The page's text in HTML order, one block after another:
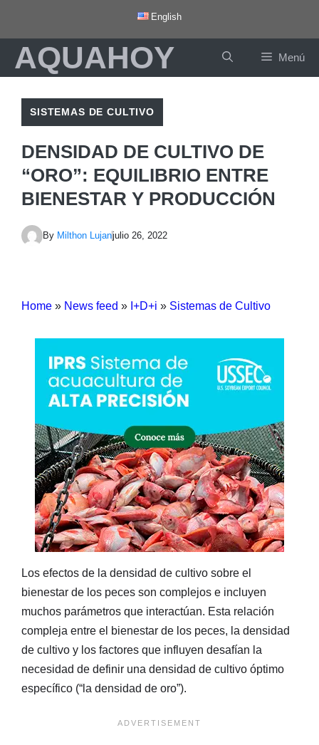
contenido
English
AQUAHOY Menú
SISTEMAS DE CULTIVO
DENSIDAD DE CULTIVO DE
“ORO”: EQUILIBRIO ENTRE
BIENESTAR Y PRODUCCIÓN
By Milthon Lujanjulio 26, 2022
Home » News feed » I+D+i » Sistemas de Cultivo
Los efectos de la densidad de cultivo sobre el
bienestar de los peces son complejos e incluyen
muchos parámetros que interactúan. Esta relación
compleja entre el bienestar de los peces, la densidad
de cultivo y los factores que influyen desafían la
necesidad de definir una densidad de cultivo óptimo
específico (“la densidad de oro”).